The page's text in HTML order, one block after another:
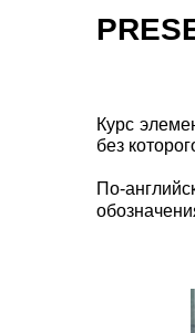
Курс
без
По-